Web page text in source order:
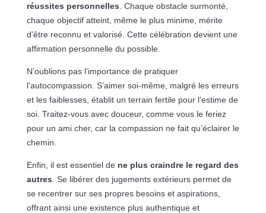
réussites personnelles . Chaque obstacle surmonté,
chaque objectif atteint, même le plus minime, mérite
d’être reconnu et valorisé. Cette célébration devient une
affirmation personnelle du possible.
N’oublions pas l’importance de pratiquer
l’autocompassion. S’aimer soi-même, malgré les erreurs
et les faiblesses, établit un terrain fertile pour l’estime de
soi. Traitez-vous avec douceur, comme vous le feriez
pour un ami cher, car la compassion ne fait qu’éclairer le
chemin.
Enfin, il est essentiel de ne plus craindre le regard des
autres . Se libérer des jugements extérieurs permet de
se recentrer sur ses propres besoins et aspirations,
offrant ainsi une existence plus authentique et